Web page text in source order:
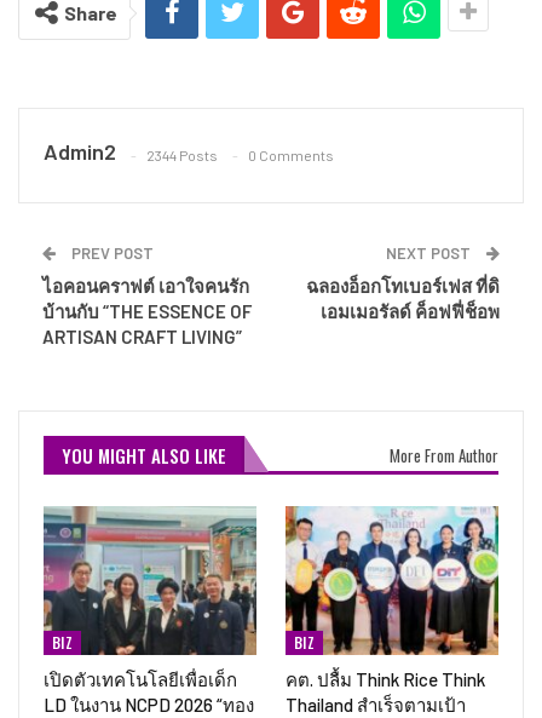
Share
Admin2 2344 Posts 0 Comments
PREV POST
ไอคอนคราฟต์ เอาใจคนรัก
บ้านกับ “THE ESSENCE OF
ARTISAN CRAFT LIVING”
NEXT POST
ฉลองอ็อกโทเบอร์เฟส ที่ดิ
เอมเมอรัลด์ ค็อฟฟี่ช็อพ
YOU MIGHT ALSO LIKE More From Author
BIZ
เปิดตัวเทคโนโลยีเพื่อเด็ก
LD ในงาน NCPD 2026 “ทอง
BIZ
คต. ปลื้ม Think Rice Think
Thailand สำเร็จตามเป้า